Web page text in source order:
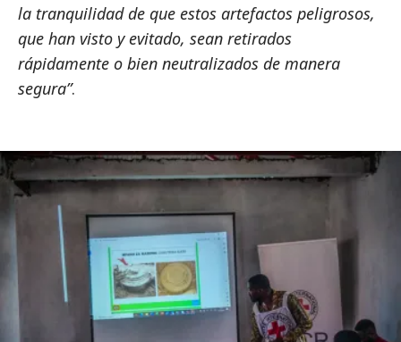
la tranquilidad de que estos artefactos peligrosos,
que han visto y evitado, sean retirados
rápidamente o bien neutralizados de manera
segura”.